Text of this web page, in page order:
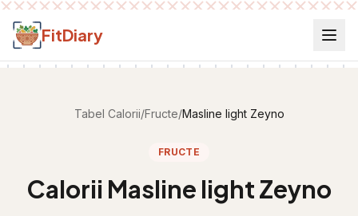
Salt la conținut
FitDiary
Tabel Calorii/Fructe/Masline light Zeyno
FRUCTE
Calorii Masline light Zeyno